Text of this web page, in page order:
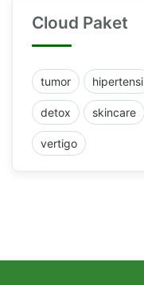
Cloud Paket
tumor hipertensi
detox skincare
vertigo